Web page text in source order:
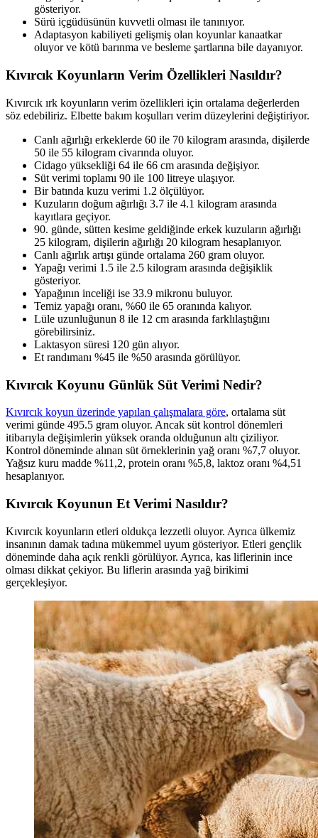
gösteriyor.
Sürü içgüdüsünün kuvvetli olması ile tanınıyor.
Adaptasyon kabiliyeti gelişmiş olan koyunlar kanaatkar
oluyor ve kötü barınma ve besleme şartlarına bile dayanıyor.
Kıvırcık Koyunların Verim Özellikleri Nasıldır?
Kıvırcık ırk koyunların verim özellikleri için ortalama değerlerden
söz edebiliriz. Elbette bakım koşulları verim düzeylerini değiştiriyor.
Canlı ağırlığı erkeklerde 60 ile 70 kilogram arasında, dişilerde
50 ile 55 kilogram civarında oluyor.
Cidago yüksekliği 64 ile 66 cm arasında değişiyor.
Süt verimi toplamı 90 ile 100 litreye ulaşıyor.
Bir batında kuzu verimi 1.2 ölçülüyor.
Kuzuların doğum ağırlığı 3.7 ile 4.1 kilogram arasında
kayıtlara geçiyor.
90. günde, sütten kesime geldiğinde erkek kuzuların ağırlığı
25 kilogram, dişilerin ağırlığı 20 kilogram hesaplanıyor.
Canlı ağırlık artışı günde ortalama 260 gram oluyor.
Yapağı verimi 1.5 ile 2.5 kilogram arasında değişiklik
gösteriyor.
Yapağının inceliği ise 33.9 mikronu buluyor.
Temiz yapağı oranı, %60 ile 65 oranında kalıyor.
Lüle uzunluğunun 8 ile 12 cm arasında farklılaştığını
görebilirsiniz.
Laktasyon süresi 120 gün alıyor.
Et randımanı %45 ile %50 arasında görülüyor.
Kıvırcık Koyunu Günlük Süt Verimi Nedir?
Kıvırcık koyun üzerinde yapılan çalışmalara göre, ortalama süt
verimi günde 495.5 gram oluyor. Ancak süt kontrol dönemleri
itibarıyla değişimlerin yüksek oranda olduğunun altı çiziliyor.
Kontrol döneminde alınan süt örneklerinin yağ oranı %7,7 oluyor.
Yağsız kuru madde %11,2, protein oranı %5,8, laktoz oranı %4,51
hesaplanıyor.
Kıvırcık Koyunun Et Verimi Nasıldır?
Kıvırcık koyunların etleri oldukça lezzetli oluyor. Ayrıca ülkemiz
insanının damak tadına mükemmel uyum gösteriyor. Etleri gençlik
döneminde daha açık renkli görülüyor. Ayrıca, kas liflerinin ince
olması dikkat çekiyor. Bu liflerin arasında yağ birikimi
gerçekleşiyor.